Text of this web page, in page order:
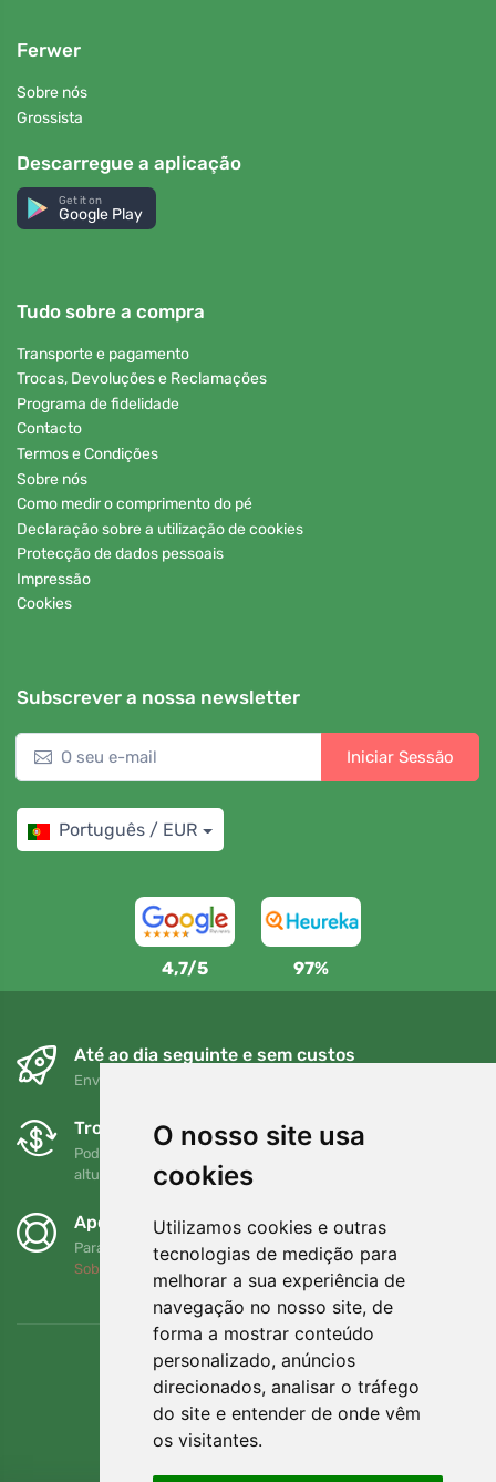
O nosso site usa
cookies
Utilizamos cookies e outras
tecnologias de medição para
melhorar a sua experiência de
navegação no nosso site, de
forma a mostrar conteúdo
personalizado, anúncios
direcionados, analisar o tráfego
do site e entender de onde vêm
os visitantes.
Ferwer
Sobre nós
Grossista
Descarregue a aplicação
Get it on
Google Play
Tudo sobre a compra
Transporte e pagamento
Trocas, Devoluções e Reclamações
Programa de fidelidade
Contacto
Termos e Condições
Sobre nós
Como medir o comprimento do pé
Declaração sobre a utilização de cookies
Protecção de dados pessoais
Impressão
Cookies
Subscrever a nossa newsletter
Iniciar Sessão
Português / EUR
4,7/5 97%
Até ao dia seguinte e sem custos
Envio gratuito para encomendas superiores a 80 EUR
Trocas e devoluções gratuitas
Pode devolver ou trocar a sua encomenda em qualquer
altura no prazo de 90 dias
Apoiamos a Trees.org
Para cada encomenda plantamos uma árvore! Leia mais
Sobre nós